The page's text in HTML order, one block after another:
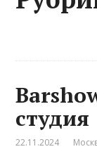
студия
22.11.2024